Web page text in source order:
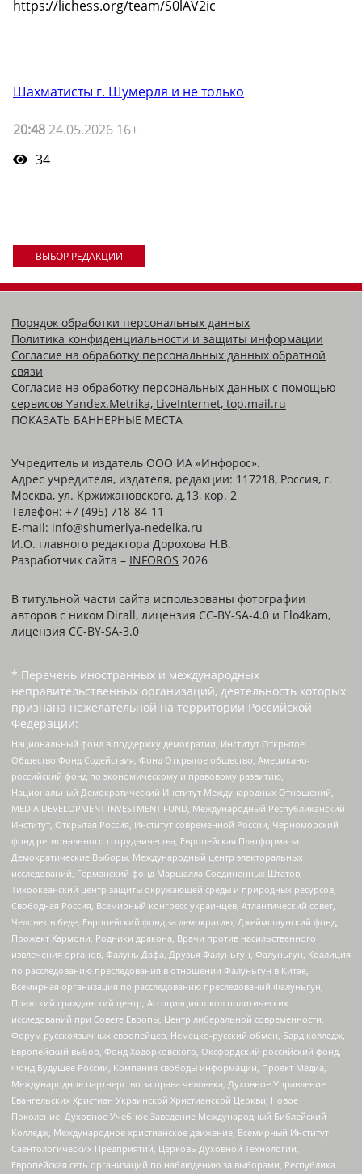
https://lichess.org/team/S0lAV2ic
Шахматисты г. Шумерля и не только
20:48 24.05.2026 16+
34
ВЫБОР РЕДАКЦИИ
Порядок обработки персональных данных
Политика конфиденциальности и защиты информации
Согласие на обработку персональных данных обратной
связи
Согласие на обработку персональных данных с помощью
сервисов Yandex.Metrika, LiveInternet, top.mail.ru
ПОКАЗАТЬ БАННЕРНЫЕ МЕСТА
Учредитель и издатель ООО ИА «Инфорос».
Адрес учредителя, издателя, редакции: 117218, Россия, г.
Москва, ул. Кржижановского, д.13, кор. 2
Телефон: +7 (495) 718-84-11
E-mail: info@shumerlya-nedelka.ru
И.О. главного редактора Дорохова Н.В.
Разработчик сайта – INFOROS 2026
В титульной части сайта использованы фотографии
авторов с ником Dirall, лицензия CC-BY-SA-4.0 и Elo4kam,
лицензия CC-BY-SA-3.0
* Перечень иностранных и международных
неправительственных организаций, деятельность которых
признана нежелательной на территории Российской
Федерации:
Национальный фонд в поддержку демократии, Институт Открытое
Общество Фонд Содействия, Фонд Открытое общество, Американо-
российский фонд по экономическому и правовому развитию,
Национальный Демократический Институт Международных Отношений,
MEDIA DEVELOPMENT INVESTMENT FUND, Международный Республиканский
Институт, Открытая Россия, Институт современной России, Черноморский
фонд регионального сотрудничества, Европейская Платформа за
Демократические Выборы, Международный центр электоральных
исследований, Германский фонд Маршалла Соединенных Штатов,
Тихоокеанский центр защиты окружающей среды и природных ресурсов,
Свободная Россия, Всемирный конгресс украинцев, Атлантический совет,
Человек в беде, Европейский фонд за демократию, Джеймстаунский фонд,
Прожект Хармони, Родники дракона, Врачи против насильственного
извлечения органов, Фалунь Дафа, Друзья Фалуньгун, Фалуньгун, Коалиция
по расследованию преследования в отношении Фалуньгун в Китае,
Всемирная организация по расследованию преследований Фалуньгун,
Пражский гражданский центр, Ассоциация школ политических
исследований при Совете Европы, Центр либеральной современности,
Форум русскоязычных европейцев, Немецко-русский обмен, Бард колледж,
Европейский выбор, Фонд Ходорковского, Оксфордский российский фонд,
Фонд Будущее России, Компания свободы информации, Проект Медиа,
Международное партнерство за права человека, Духовное Управление
Евангельских Христиан Украинской Христианской Церкви, Новое
Поколение, Духовное Учебное Заведение Международный Библейский
Колледж, Международное христианское движение, Всемирный Институт
Саентологических Предприятий, Церковь Духовной Технологии,
Европейская сеть организаций по наблюдению за выборами, Республика